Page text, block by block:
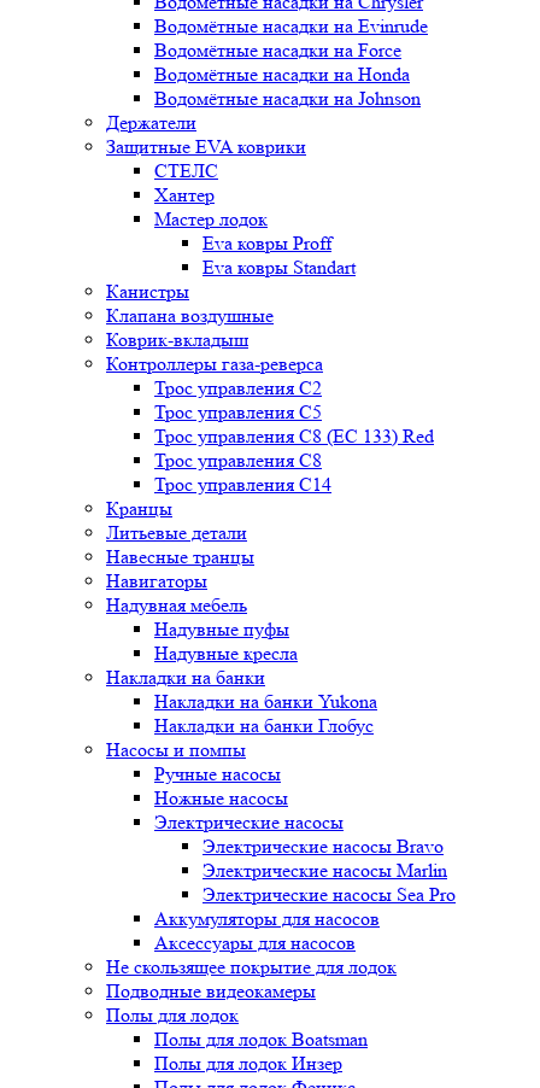
Водомётные насадки на Evinrude
Водомётные насадки на Force
Водомётные насадки на Honda
Водомётные насадки на Johnson
Держатели
Защитные EVA коврики
СТЕЛС
Хантер
Мастер лодок
Eva ковры Proff
Eva ковры Standart
Канистры
Клапана воздушные
Коврик-вкладыш
Контроллеры газа-реверса
Трос управления C2
Трос управления C5
Трос управления C8 (ЕС 133) Red
Трос управления C8
Трос управления C14
Кранцы
Литьевые детали
Навесные транцы
Навигаторы
Надувная мебель
Надувные пуфы
Надувные кресла
Накладки на банки
Накладки на банки Yukona
Накладки на банки Глобус
Насосы и помпы
Ручные насосы
Ножные насосы
Электрические насосы
Электрические насосы Bravo
Электрические насосы Marlin
Электрические насосы Sea Pro
Аккумуляторы для насосов
Аксессуары для насосов
Не скользящее покрытие для лодок
Подводные видеокамеры
Полы для лодок
Полы для лодок Boatsman
Полы для лодок Инзер